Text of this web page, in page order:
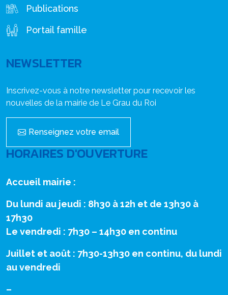
Publications
Portail famille
NEWSLETTER
Inscrivez-vous à notre newsletter pour recevoir les
nouvelles de la mairie de Le Grau du Roi
Renseignez votre email
HORAIRES D'OUVERTURE
Accueil mairie :
Du lundi au jeudi : 8h30 à 12h et de 13h30 à
17h30
Le vendredi : 7h30 – 14h30 en continu
Juillet et août : 7h30-13h30 en continu, du lundi
au vendredi
–